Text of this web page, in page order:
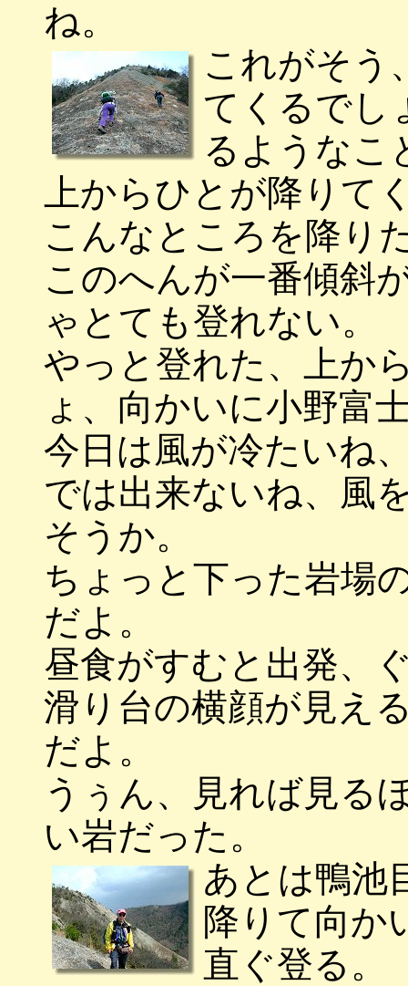
ね。
これがそう
てくるでし
るようなこ
上からひとが降りて
こんなところを降り
このへんが一番傾斜
ゃとても登れない。
やっと登れた、上か
ょ、向かいに小野富
今日は風が冷たいね
では出来ないね、風
そうか。
ちょっと下った岩場
だよ。
昼食がすむと出発、
滑り台の横顔が見え
だよ。
うぅん、見れば見る
い岩だった。
あとは鴨池
降りて向か
直ぐ登る。